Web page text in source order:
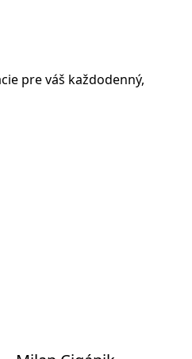
pre váš každodenný,